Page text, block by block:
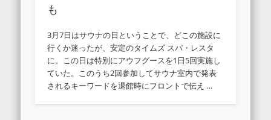
も
3月7日はサウナの日ということで、どこの施設に
行くか迷ったが、安定のタイムズ スパ・レスタ
に。この日は特別にアウフグースを1日5回実施し
ていた。このうち2回参加してサウナ室内で発表
されるキーワードを退館時にフロントで伝え …